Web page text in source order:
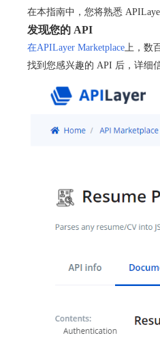
在本指南中，您将熟悉
发现您的 API
在APILayer Marketplace上，数
找到您感兴趣的 API 后，详细